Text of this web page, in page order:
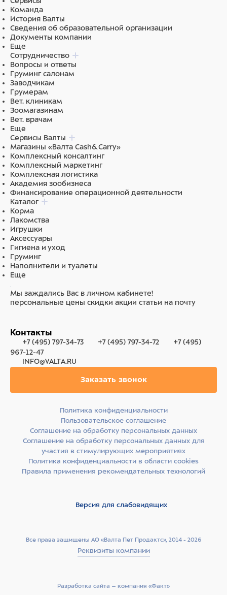
Команда
История Валты
Сведения об образовательной организации
Документы компании
Еще
Сотрудничество
Вопросы и ответы
Груминг салонам
Заводчикам
Грумерам
Вет. клиникам
Зоомагазинам
Вет. врачам
Еще
Сервисы Валты
Магазины «Валта Cash&Carry»
Комплексный консалтинг
Комплексный маркетинг
Комплексная логистика
Академия зообизнеса
Финансирование операционной деятельности
Каталог
Корма
Лакомства
Игрушки
Аксессуары
Гигиена и уход
Груминг
Наполнители и туалеты
Еще
Мы заждались Вас в личном кабинете!
персональные цены скидки акции статьи на почту
Контакты
+7 (495) 797-34-73 +7 (495) 797-34-72
+7 (495)
967-12-47
INFO@VALTA.RU
Заказать звонок
Все права защищены АО «Валта Пет Продактс», 2014 - 2026
Реквизиты компании
Политика конфиденциальности
Пользовательское соглашение
Соглашение на обработку персональных данных
Соглашение на обработку персональных данных для
участия в стимулирующих мероприятиях
Политика конфиденциальности в области cookies
Правила применения рекомендательных технологий
Версия для слабовидящих
Разработка сайта –­ компания «Факт»